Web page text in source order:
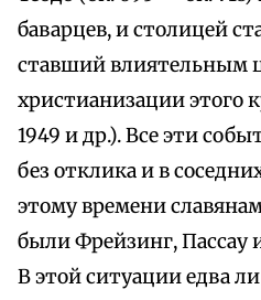
баварцев, и столицей
ставший влиятельным
христианизации этого
1949 и др.). Все эти
без отклика и в
этому времени
были Фрейзинг, Пассау
В этой ситуации едва